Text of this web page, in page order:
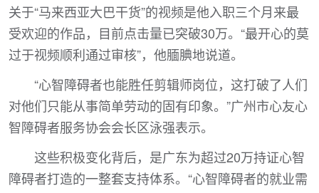
关于“马来西亚大巴干货”的视频是他入职三个月来最
受欢迎的作品，目前点击量已突破30万。“最开心的莫
过于视频顺利通过审核”，他腼腆地说道。
“心智障碍者也能胜任剪辑师岗位，这打破了人们
对他们只能从事简单劳动的固有印象。”广州市心友心
智障碍者服务协会会长区泳强表示。
这些积极变化背后，是广东为超过20万持证心智
障碍者打造的一整套支持体系。“心智障碍者的就业需